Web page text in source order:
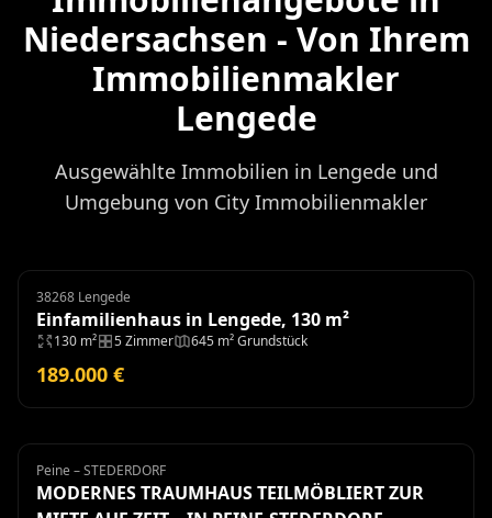
Niedersachsen - Von Ihrem
Immobilienmakler
Lengede
Ausgewählte Immobilien in Lengede und
Umgebung von City Immobilienmakler
Einfamilienhaus
38268 Lengede
Einfamilienhaus in Lengede, 130 m²
130 m² 5 Zimmer 645 m² Grundstück
189.000 €
Haus Miete
Peine – STEDERDORF
MODERNES TRAUMHAUS TEILMÖBLIERT ZUR